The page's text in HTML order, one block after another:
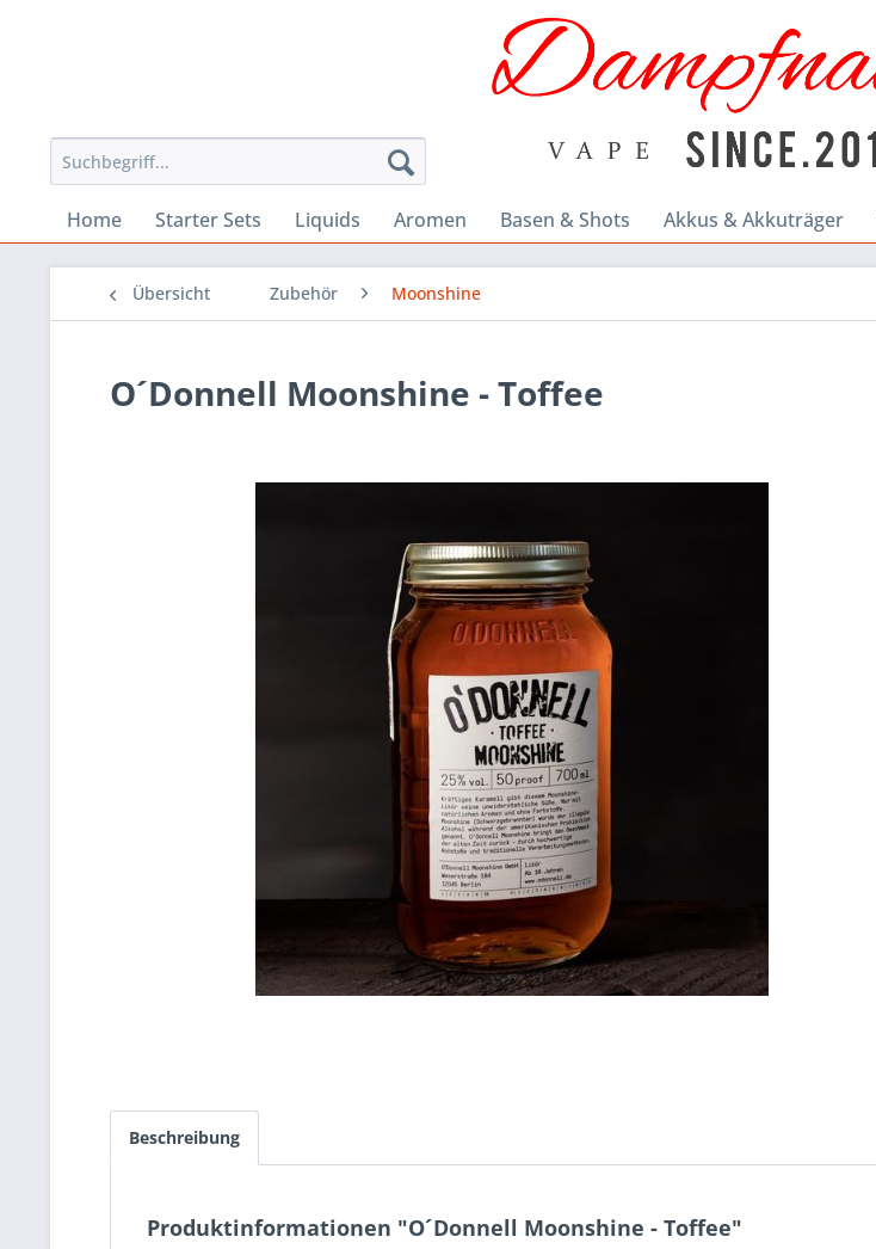
Home Starter Sets Liquids Aromen Basen & Shots Akkus & Akkuträger
Übersicht Zubehör Moonshine
O´Donnell Moonshine - Toffee
Beschreibung
Produktinformationen "O´Donnell Moonshine - Toffee"